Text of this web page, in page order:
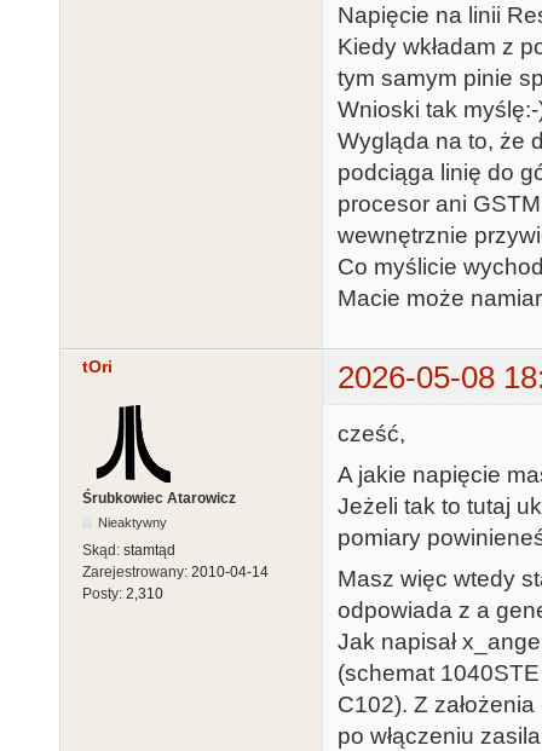
Napięcie na linii
Kiedy wkładam z
tym samym pinie
Wnioski tak myślę:-
Wygląda na to, że
podciąga linię do
procesor ani
wewnętrznie
Co myślicie
Macie może
tOri 2026-05-08
Śrubkowiec Atarowicz
Nieaktywny
Skąd: stamtąd
Zarejestrowany: 2010-04-14
Posty: 2,310
cześć,
A jakie napięcie
Jeżeli tak to tutaj
pomiary
Masz więc wtedy
odpowiada z a
Jak napisał
(schemat
C102). Z
po włączeniu